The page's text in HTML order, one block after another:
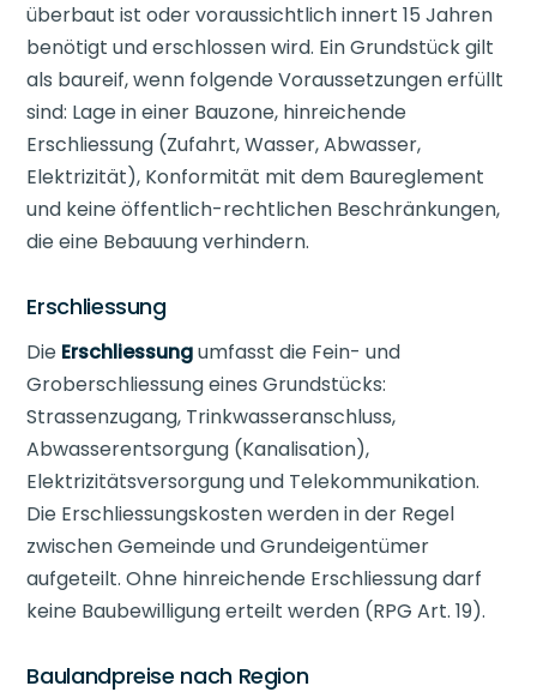
überbaut ist oder voraussichtlich innert 15 Jahren
benötigt und erschlossen wird. Ein Grundstück gilt
als baureif, wenn folgende Voraussetzungen erfüllt
sind: Lage in einer Bauzone, hinreichende
Erschliessung (Zufahrt, Wasser, Abwasser,
Elektrizität), Konformität mit dem Baureglement
und keine öffentlich-rechtlichen Beschränkungen,
die eine Bebauung verhindern.
Erschliessung
Die Erschliessungumfasst die Fein- und
Groberschliessung eines Grundstücks:
Strassenzugang, Trinkwasseranschluss,
Abwasserentsorgung (Kanalisation),
Elektrizitätsversorgung und Telekommunikation.
Die Erschliessungskosten werden in der Regel
zwischen Gemeinde und Grundeigentümer
aufgeteilt. Ohne hinreichende Erschliessung darf
keine Baubewilligung erteilt werden (RPG Art. 19).
Baulandpreise nach Region